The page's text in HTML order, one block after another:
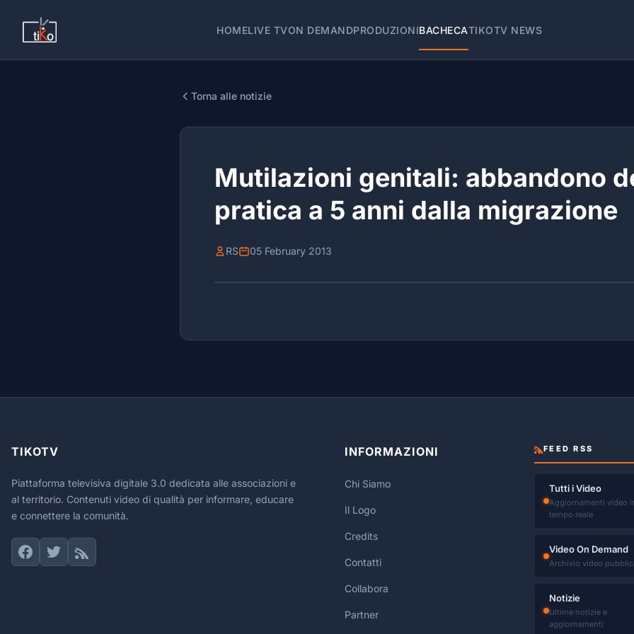
HOMELIVE TVON DEMANDPRODUZIONIBACHECATIKOTV NEWS
Torna alle notizie
Mutilazioni genitali: abbandono
pratica a 5 anni dalla migrazione
RS 05 February 2013
TIKOTV
Piattaforma televisiva digitale 3.0 dedicata alle associazioni e
al territorio. Contenuti video di qualità per informare, educare
e connettere la comunità.
INFORMAZIONI
Chi Siamo
Il Logo
Credits
Contatti
Collabora
Partner
FEED RSS
Tutti i Video
Aggiornamenti video
tempo reale
Video On Demand
Archivio video
Notizie
Ultime notizie e
aggiornamenti